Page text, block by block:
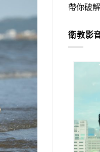
帶你破
衛教影